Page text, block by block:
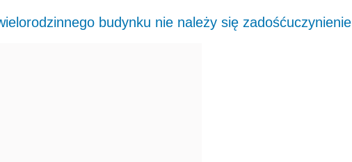
budynku nie należy się zadośćuczynienie